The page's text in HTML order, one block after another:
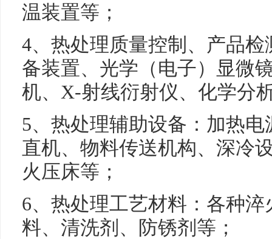
温装置等；
4、热处理质量控制、产品
备装置、光学（电子）显微
机、X-射线衍射仪、化学分
5、热处理辅助设备：加热
直机、物料传送机构、深冷
火压床等；
6、热处理工艺材料：各种
料、清洗剂、防锈剂等；